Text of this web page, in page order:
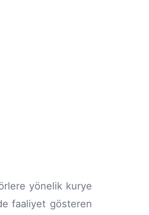
yönelik kurye
faaliyet gösteren